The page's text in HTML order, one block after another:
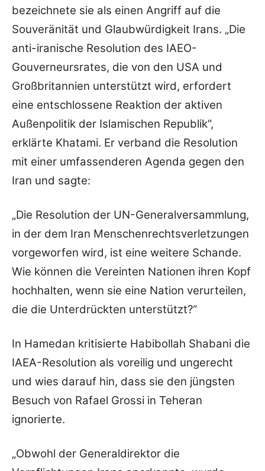
bezeichnete sie als einen Angriff auf die
Souveränität und Glaubwürdigkeit Irans. „Die
anti-iranische Resolution des IAEO-
Gouverneursrates, die von den USA und
Großbritannien unterstützt wird, erfordert
eine entschlossene Reaktion der aktiven
Außenpolitik der Islamischen Republik“,
erklärte Khatami. Er verband die Resolution
mit einer umfassenderen Agenda gegen den
Iran und sagte:
„Die Resolution der UN-Generalversammlung,
in der dem Iran Menschenrechtsverletzungen
vorgeworfen wird, ist eine weitere Schande.
Wie können die Vereinten Nationen ihren Kopf
hochhalten, wenn sie eine Nation verurteilen,
die die Unterdrückten unterstützt?“
In Hamedan kritisierte Habibollah Shabani die
IAEA-Resolution als voreilig und ungerecht
und wies darauf hin, dass sie den jüngsten
Besuch von Rafael Grossi in Teheran
ignorierte.
„Obwohl der Generaldirektor die